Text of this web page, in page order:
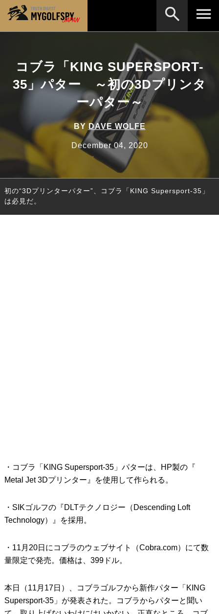
コブラ「KING SUPERSPORT-
35」パター ～初の3Dプリンタ
ーパター～
BY DAVE WOLFE
December 04, 2020
初の“3Dプリンターパター”、コブラ「KING Supersport-35」
は必見だ。
・コブラ「KING Supersport-35」パターは、HP製の『
Metal Jet 3Dプリンター』を使用して作られる。
・SIKゴルフの『DLTテクノロジー（Descending Loft
Technology）』を採用。
・11月20日にコブラのウェブサイト（Cobra.com）にて数
量限定で発売。価格は、399ドル。
本日（11月17日）、コブラゴルフから新作パター「KING
Supersport-35」が発表された。コブラからパターと聞い
NEW RELEASES 新製品情報
HOW TO ゴルフ上達・実践テクニック
テスト・データ検証
Golf News ゴルフニュース
REVIEWS 製品レビュー
DRIVERS ドライバー
FAIRWAY WOODS フェアウェイウッド
HYBRIDS ハイブリッド
※メーカー名やクラブ名など、検索したい事柄を入
検索